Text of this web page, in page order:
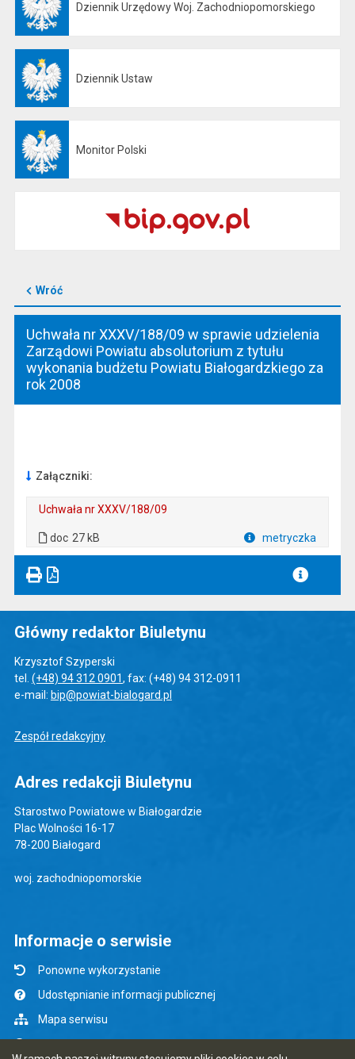
Dziennik Urzędowy Woj. Zachodniopomorskiego
Dziennik Ustaw
Monitor Polski
Wróć
Uchwała nr XXXV/188/09 w sprawie udzielenia
Zarządowi Powiatu absolutorium z tytułu
wykonania budżetu Powiatu Białogardzkiego za
rok 2008
Załączniki:
Uchwała nr XXXV/188/09
doc 27 kB metryczka
Główny redaktor Biuletynu
Krzysztof Szyperski
tel. (+48) 94 312 0901, fax: (+48) 94 312-0911
e-mail: bip@powiat-bialogard.pl
Zespół redakcyjny
Adres redakcji Biuletynu
Starostwo Powiatowe w Białogardzie
Plac Wolności 16-17
78-200 Białogard
woj. zachodniopomorskie
Informacje o serwisie
Ponowne wykorzystanie
Udostępnianie informacji publicznej
Mapa serwisu